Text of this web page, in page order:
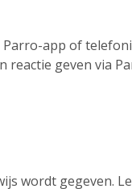
app of
geven via
wordt gegeven.